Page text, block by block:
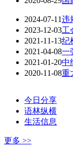
2024-07-11违
2023-12-03工
2021-11-13纪
2021-04-08一
2021-01-20中
2020-11-08重
今日分享
语林纵横
生活信息
更多 >>